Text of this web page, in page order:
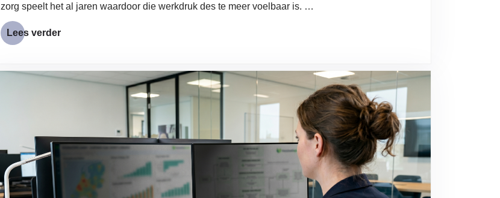
zorg speelt het al jaren waardoor die werkdruk des te meer voelbaar is. …
Lees verder